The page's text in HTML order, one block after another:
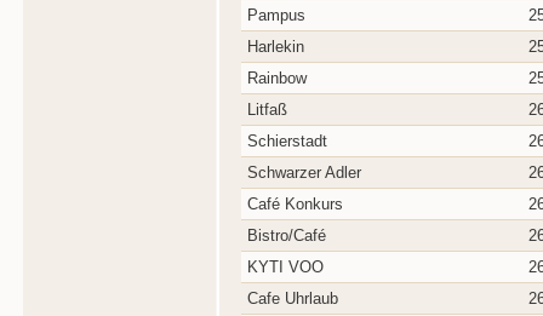
Pampus
Harlekin
Rainbow
Litfaß
Schierstadt
Schwarzer Adler
Café Konkurs
Bistro/Café
KYTI VOO
Cafe Uhrlaub